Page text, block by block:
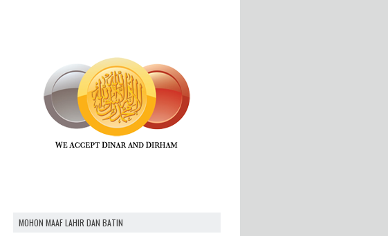
MOHON MAAF LAHIR DAN BATIN